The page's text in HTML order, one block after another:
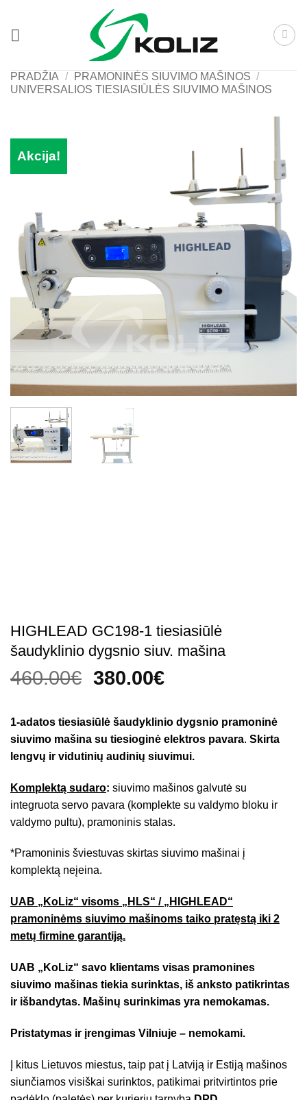
content
PRADŽIA / PRAMONINĖS SIUVIMO MAŠINOS /
UNIVERSALIOS TIESIASIŪLĖS SIUVIMO MAŠINOS
Akcija!
HIGHLEAD GC198-1 tiesiasiūlė
šaudyklinio dygsnio siuv. mašina
460.00€ Original
was:
460.00€.
380.00€Current
is:
380.00€.
1-adatos tiesiasiūlė šaudyklinio dygsnio pramoninė
siuvimo mašina su tiesioginė elektros pavara. Skirta
lengvų ir vidutinių audinių siuvimui.
Komplektą sudaro: siuvimo mašinos galvutė su
integruota servo pavara (komplekte su valdymo bloku ir
valdymo pultu), pramoninis stalas.
*Pramoninis šviestuvas skirtas siuvimo mašinai į
komplektą neįeina.
UAB „KoLiz“ visoms „HLS“ / „HIGHLEAD“
pramoninėms siuvimo mašinoms taiko pratęstą iki 2
metų firmine garantiją.
UAB „KoLiz“ savo klientams visas pramonines
siuvimo mašinas tiekia surinktas, iš anksto patikrintas
ir išbandytas. Mašinų surinkimas yra nemokamas.
Pristatymas ir įrengimas Vilniuje – nemokami.
Į kitus Lietuvos miestus, taip pat į Latviją ir Estiją mašinos
siunčiamos visiškai surinktos, patikimai pritvirtintos prie